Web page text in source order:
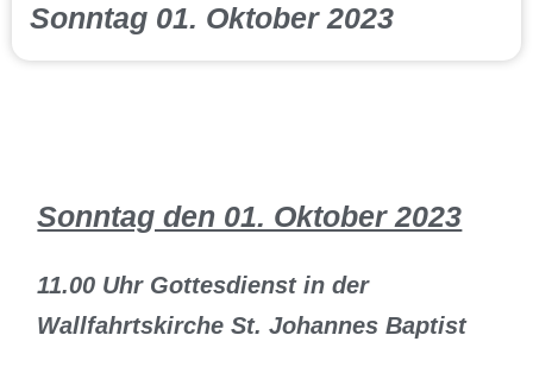
Sonntag 01. Oktober 2023
Sonntag den 01. Oktober 2023
11.00 Uhr Gottesdienst in der
Wallfahrtskirche St. Johannes Baptist